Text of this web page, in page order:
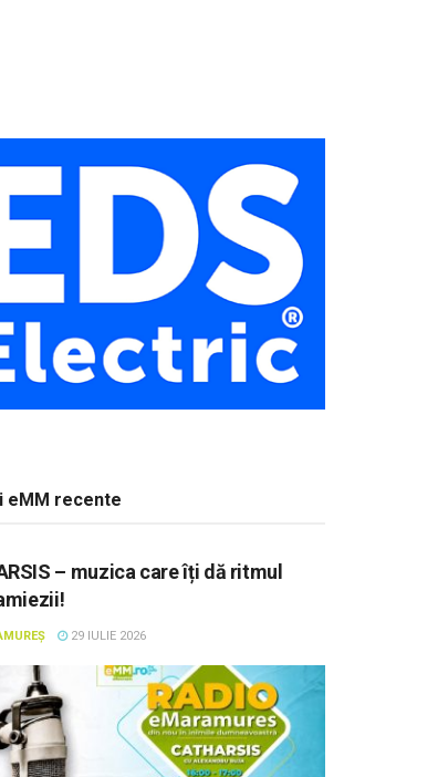
eMM recente
– muzica care îți dă ritmul
29 IULIE 2026